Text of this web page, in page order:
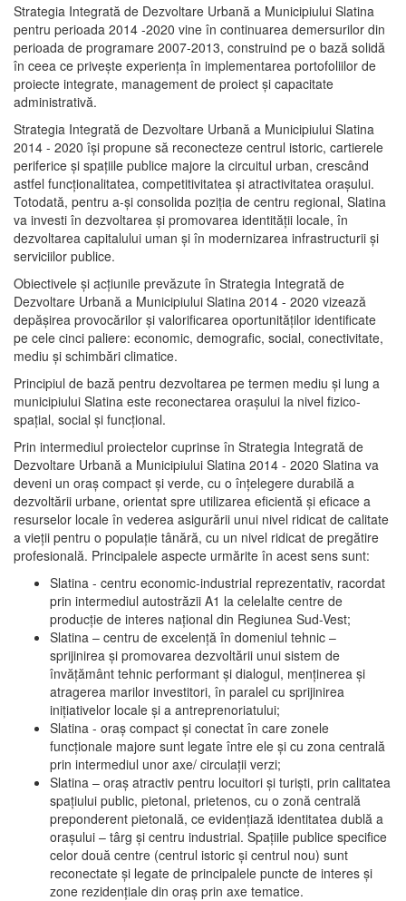
Strategia Integrată de Dezvoltare Urbană a Municipiului Slatina
pentru perioada 2014 -2020 vine în continuarea demersurilor din
perioada de programare 2007-2013, construind pe o bază solidă
în ceea ce priveşte experienţa în implementarea portofoliilor de
proiecte integrate, management de proiect și capacitate
administrativă.
Strategia Integrată de Dezvoltare Urbană a Municipiului Slatina
2014 - 2020 își propune să reconecteze centrul istoric, cartierele
periferice şi spaţiile publice majore la circuitul urban, crescând
astfel funcţionalitatea, competitivitatea şi atractivitatea oraşului.
Totodată, pentru a-şi consolida poziţia de centru regional, Slatina
va investi în dezvoltarea şi promovarea identităţii locale, în
dezvoltarea capitalului uman şi în modernizarea infrastructurii şi
serviciilor publice.
Obiectivele şi acţiunile prevăzute în Strategia Integrată de
Dezvoltare Urbană a Municipiului Slatina 2014 - 2020 vizează
depășirea provocărilor şi valorificarea oportunităţilor identificate
pe cele cinci paliere: economic, demografic, social, conectivitate,
mediu şi schimbări climatice.
Principiul de bază pentru dezvoltarea pe termen mediu şi lung a
municipiului Slatina este reconectarea oraşului la nivel fizico-
spaţial, social şi funcţional.
Prin intermediul proiectelor cuprinse în Strategia Integrată de
Dezvoltare Urbană a Municipiului Slatina 2014 - 2020 Slatina va
deveni un oraş compact şi verde, cu o înţelegere durabilă a
dezvoltării urbane, orientat spre utilizarea eficientă şi eficace a
resurselor locale în vederea asigurării unui nivel ridicat de calitate
a vieţii pentru o populaţie tânără, cu un nivel ridicat de pregătire
profesională. Principalele aspecte urmărite în acest sens sunt:
Slatina - centru economic-industrial reprezentativ, racordat
prin intermediul autostrăzii A1 la celelalte centre de
producţie de interes naţional din Regiunea Sud-Vest;
Slatina – centru de excelenţă în domeniul tehnic –
sprijinirea şi promovarea dezvoltării unui sistem de
învăţământ tehnic performant şi dialogul, menţinerea şi
atragerea marilor investitori, în paralel cu sprijinirea
iniţiativelor locale şi a antreprenoriatului;
Slatina - oraş compact şi conectat în care zonele
funcţionale majore sunt legate între ele şi cu zona centrală
prin intermediul unor axe/ circulații verzi;
Slatina – oraş atractiv pentru locuitori şi turişti, prin calitatea
spaţiului public, pietonal, prietenos, cu o zonă centrală
preponderent pietonală, ce evidenţiază identitatea dublă a
oraşului – târg şi centru industrial. Spaţiile publice specifice
celor două centre (centrul istoric şi centrul nou) sunt
reconectate şi legate de principalele puncte de interes şi
zone rezidenţiale din oraş prin axe tematice.